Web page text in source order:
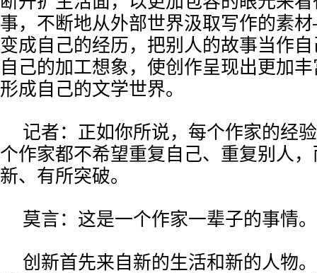
事，不断地从外部世界汲取写作的素
变成自己的经历，把别人的故事当作
自己的加工想象，使创作呈现出更加
形成自己的文学世界。
记者：正如你所说，每个作家的经
个作家都不希望重复自己、重复别人
新、有所突破。
莫言：这是一个作家一辈子的事情。
创新首先来自新的生活和新的人物